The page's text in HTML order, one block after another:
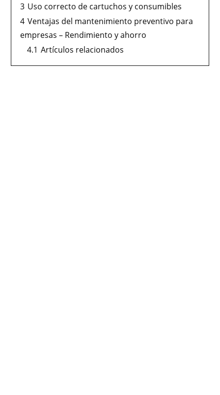
3 Uso correcto de cartuchos y consumibles
4 Ventajas del mantenimiento preventivo para
empresas – Rendimiento y ahorro
4.1 Artículos relacionados